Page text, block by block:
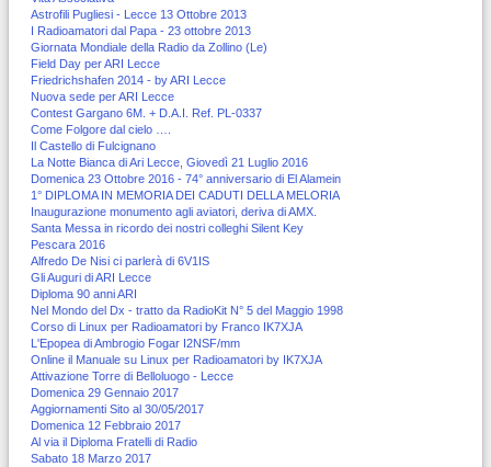
Astrofili Pugliesi - Lecce 13 Ottobre 2013
I Radioamatori dal Papa - 23 ottobre 2013
Giornata Mondiale della Radio da Zollino (Le)
Field Day per ARI Lecce
Friedrichshafen 2014 - by ARI Lecce
Nuova sede per ARI Lecce
Contest Gargano 6M. + D.A.I. Ref. PL-0337
Come Folgore dal cielo ….
Il Castello di Fulcignano
La Notte Bianca di Ari Lecce, Giovedì 21 Luglio 2016
Domenica 23 Ottobre 2016 - 74° anniversario di El Alamein
1° DIPLOMA IN MEMORIA DEI CADUTI DELLA MELORIA
Inaugurazione monumento agli aviatori, deriva di AMX.
Santa Messa in ricordo dei nostri colleghi Silent Key
Pescara 2016
Alfredo De Nisi ci parlerà di 6V1IS
Gli Auguri di ARI Lecce
Diploma 90 anni ARI
Nel Mondo del Dx - tratto da RadioKit N° 5 del Maggio 1998
Corso di Linux per Radioamatori by Franco IK7XJA
L'Epopea di Ambrogio Fogar I2NSF/mm
Online il Manuale su Linux per Radioamatori by IK7XJA
Attivazione Torre di Belloluogo - Lecce
Domenica 29 Gennaio 2017
Aggiornamenti Sito al 30/05/2017
Domenica 12 Febbraio 2017
Al via il Diploma Fratelli di Radio
Sabato 18 Marzo 2017